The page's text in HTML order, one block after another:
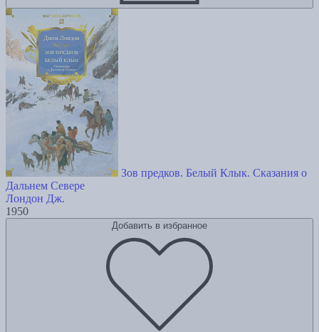
Зов предков. Белый Клык. Сказания о
Дальнем Севере
Лондон Дж.
1950
Добавить в избранное